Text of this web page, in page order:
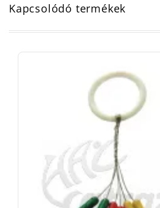
Kapcsolódó termékek